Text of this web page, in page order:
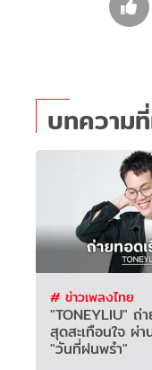
บทความ
# ข่าวเพลงไทย
"TONEYLIU" ถ่
สุดสะเทือนใจ ผ่า
"วันที่ฝนพรำ"